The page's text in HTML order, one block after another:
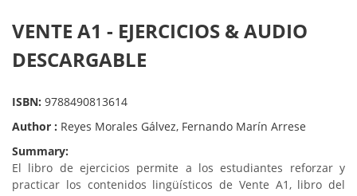
VENTE A1 - EJERCICIOS & AUDIO
DESCARGABLE
ISBN: 9788490813614
Author : Reyes Morales Gálvez, Fernando Marín Arrese
Summary:
El libro de ejercicios permite a los estudiantes reforzar y
practicar los contenidos lingüísticos de Vente A1, libro del